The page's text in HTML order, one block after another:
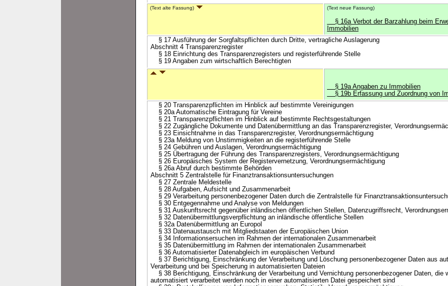
(Text alte Fassung) (Text neue Fassung)
§ 16a Verbot der Barzahlung beim
Immobilien
§ 17 Ausführung der Sorgfaltspflichten durch Dritte, vertragliche Auslagerung
Abschnitt 4 Transparenzregister
§ 18 Einrichtung des Transparenzregisters und registerführende Stelle
§ 19 Angaben zum wirtschaftlich Berechtigten
§ 19a Angaben zu Immobilien
§ 19b Erfassung und Zuordnung von
§ 20 Transparenzpflichten im Hinblick auf bestimmte Vereinigungen
§ 20a Automatische Eintragung für Vereine
§ 21 Transparenzpflichten im Hinblick auf bestimmte Rechtsgestaltungen
§ 22 Zugängliche Dokumente und Datenübermittlung an das Transparenzregister,
§ 23 Einsichtnahme in das Transparenzregister, Verordnungsermächtigung
§ 23a Meldung von Unstimmigkeiten an die registerführende Stelle
§ 24 Gebühren und Auslagen, Verordnungsermächtigung
§ 25 Übertragung der Führung des Transparenzregisters, Verordnungsermächtigung
§ 26 Europäisches System der Registervernetzung, Verordnungsermächtigung
§ 26a Abruf durch bestimmte Behörden
Abschnitt 5 Zentralstelle für Finanztransaktionsuntersuchungen
§ 27 Zentrale Meldestelle
§ 28 Aufgaben, Aufsicht und Zusammenarbeit
§ 29 Verarbeitung personenbezogener Daten durch die Zentralstelle für
§ 30 Entgegennahme und Analyse von Meldungen
§ 31 Auskunftsrecht gegenüber inländischen öffentlichen Stellen, Datenzugriffsrecht,
§ 32 Datenübermittlungsverpflichtung an inländische öffentliche Stellen
§ 32a Datenübermittlung an Europol
§ 33 Datenaustausch mit Mitgliedstaaten der Europäischen Union
§ 34 Informationsersuchen im Rahmen der internationalen Zusammenarbeit
§ 35 Datenübermittlung im Rahmen der internationalen Zusammenarbeit
§ 36 Automatisierter Datenabgleich im europäischen Verbund
§ 37 Berichtigung, Einschränkung der Verarbeitung und Löschung personenbezogener Daten aus
Verarbeitung und bei Speicherung in automatisierten Dateien
§ 38 Berichtigung, Einschränkung der Verarbeitung und Vernichtung personenbezogener Daten, die
automatisiert verarbeitet werden noch in einer automatisierten Datei gespeichert sind